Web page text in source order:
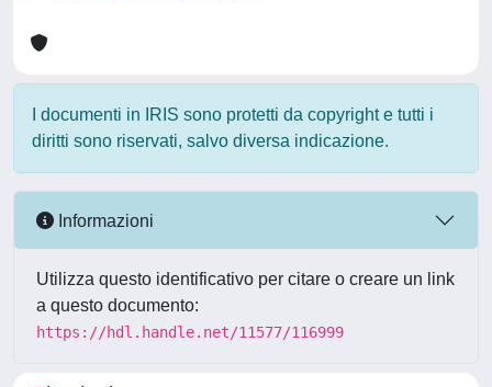
I documenti in IRIS sono protetti da copyright e tutti i
diritti sono riservati, salvo diversa indicazione.
Informazioni
Utilizza questo identificativo per citare o creare un link
a questo documento:
https://hdl.handle.net/11577/116999